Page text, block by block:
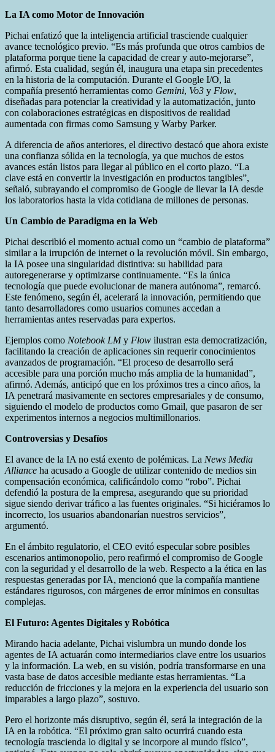
La IA como Motor de Innovación
Pichai enfatizó que la inteligencia artificial trasciende cualquier
avance tecnológico previo. “Es más profunda que otros cambios de
plataforma porque tiene la capacidad de crear y auto-mejorarse”,
afirmó. Esta cualidad, según él, inaugura una etapa sin precedentes
en la historia de la computación. Durante el Google I/O, la
compañía presentó herramientas como Gemini, Vo3 y Flow,
diseñadas para potenciar la creatividad y la automatización, junto
con colaboraciones estratégicas en dispositivos de realidad
aumentada con firmas como Samsung y Warby Parker.
A diferencia de años anteriores, el directivo destacó que ahora existe
una confianza sólida en la tecnología, ya que muchos de estos
avances están listos para llegar al público en el corto plazo. “La
clave está en convertir la investigación en productos tangibles”,
señaló, subrayando el compromiso de Google de llevar la IA desde
los laboratorios hasta la vida cotidiana de millones de personas.
Un Cambio de Paradigma en la Web
Pichai describió el momento actual como un “cambio de plataforma”
similar a la irrupción de internet o la revolución móvil. Sin embargo,
la IA posee una singularidad distintiva: su habilidad para
autoregenerarse y optimizarse continuamente. “Es la única
tecnología que puede evolucionar de manera autónoma”, remarcó.
Este fenómeno, según él, acelerará la innovación, permitiendo que
tanto desarrolladores como usuarios comunes accedan a
herramientas antes reservadas para expertos.
Ejemplos como Notebook LMy Flow ilustran esta democratización,
facilitando la creación de aplicaciones sin requerir conocimientos
avanzados de programación. “El proceso de desarrollo será
accesible para una porción mucho más amplia de la humanidad”,
afirmó. Además, anticipó que en los próximos tres a cinco años, la
IA penetrará masivamente en sectores empresariales y de consumo,
siguiendo el modelo de productos como Gmail, que pasaron de ser
experimentos internos a negocios multimillonarios.
Controversias y Desafíos
El avance de la IA no está exento de polémicas. La News Media
Alliance ha acusado a Google de utilizar contenido de medios sin
compensación económica, calificándolo como “robo”. Pichai
defendió la postura de la empresa, asegurando que su prioridad
sigue siendo derivar tráfico a las fuentes originales. “Si hiciéramos lo
incorrecto, los usuarios abandonarían nuestros servicios”,
argumentó.
En el ámbito regulatorio, el CEO evitó especular sobre posibles
escenarios antimonopolio, pero reafirmó el compromiso de Google
con la seguridad y el desarrollo de la web. Respecto a la ética en las
respuestas generadas por IA, mencionó que la compañía mantiene
estándares rigurosos, con márgenes de error mínimos en consultas
complejas.
El Futuro: Agentes Digitales y Robótica
Mirando hacia adelante, Pichai vislumbra un mundo donde los
agentes de IA actuarán como intermediarios clave entre los usuarios
y la información. La web, en su visión, podría transformarse en una
vasta base de datos accesible mediante estas herramientas. “La
reducción de fricciones y la mejora en la experiencia del usuario son
imparables a largo plazo”, sostuvo.
Pero el horizonte más disruptivo, según él, será la integración de la
IA en la robótica. “El próximo gran salto ocurrirá cuando esta
tecnología trascienda lo digital y se incorpore al mundo físico”,